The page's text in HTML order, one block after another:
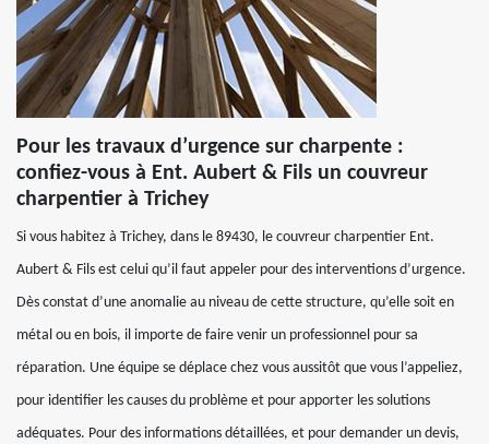
Pour les travaux d’urgence sur charpente :
confiez-vous à Ent. Aubert & Fils un couvreur
charpentier à Trichey
Si vous habitez à Trichey, dans le 89430, le couvreur charpentier Ent.
Aubert & Fils est celui qu’il faut appeler pour des interventions d’urgence.
Dès constat d’une anomalie au niveau de cette structure, qu’elle soit en
métal ou en bois, il importe de faire venir un professionnel pour sa
réparation. Une équipe se déplace chez vous aussitôt que vous l’appeliez,
pour identifier les causes du problème et pour apporter les solutions
adéquates. Pour des informations détaillées, et pour demander un devis,